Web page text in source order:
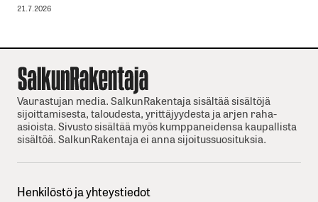
21.7.2026
Vaurastujan media. SalkunRakentaja sisältää sisältöjä
sijoittamisesta, taloudesta, yrittäjyydesta ja arjen raha-
asioista. Sivusto sisältää myös kumppaneidensa kaupallista
sisältöä. SalkunRakentaja ei anna sijoitussuosituksia.
Henkilöstö ja yhteystiedot